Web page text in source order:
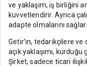
ve yaklaşım, iş birliğini
kuvvetlendirir. Ayrıca
adapte olmalarını sağlar.
Getir’in, tedarikçilere ve
açık yaklaşımı,
Şirket, sadece ticari